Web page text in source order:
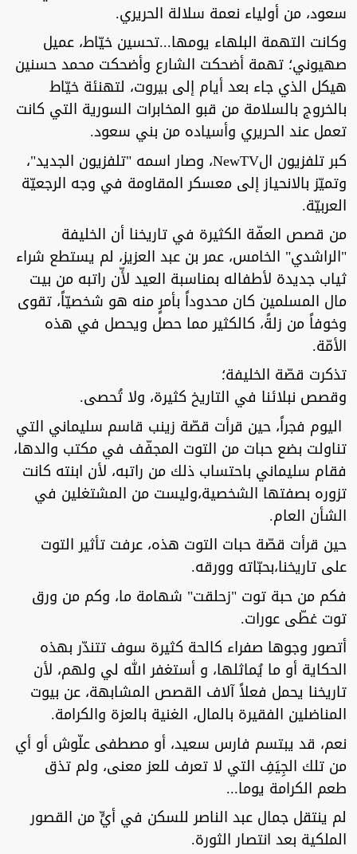
سعود، من أولياء نعمة سلالة الحريري.
وكانت التهمة البلهاء يومها...تحسين خيّاط، عميل
صهيوني؛ تهمة أضحكت الشارع وأضحكت محمد حسنين
هيكل الذي جاء بعد أيام إلى بيروت، لتهنئة خيّاط
بالخروج بالسلامة من قبو المخابرات السورية التي كانت
تعمل عند الحريري وأسياده من بني سعود.
كبر تلفزيون الNewTV، وصار اسمه "تلفزيون الجديد"،
وتميّز بالانحياز إلى معسكر المقاومة في وجه الرجعيّة
العربيّة.
من قصص العفّة الكثيرة في تاريخنا أن الخليفة
"الراشدي" الخامس، عمر بن عبد العزيز، لم يستطع شراء
ثياب جديدة لأطفاله بمناسبة العيد لأّن راتبه من بيت
مال المسلمين كان محدوداً بأمرٍ منه هو شخصيّاً، تقوى
وخوفاً من زلةً، كالكثير مما حصل ويحصل في هذه
الأمّة.
تذكرت قصّة الخليفة؛
وقصص نبلائنا في التاريخ كثيرة، ولا تُحصى.
اليوم فجراً، حين قرأت قصّة زينب قاسم سليماني التي
تناولت بضع حبات من التوت المجفّف في مكتب والدها،
فقام سليماني باحتساب ذلك من راتبه، لأن ابنته كانت
تزوره بصفتها الشخصية،وليست من المشتغلين في
الشأن العام.
حين قرأت قصّة حبات التوت هذه، عرفت تأثير التوت
على تاريخنا،بحبّاته وورقه.
فكم من حبة توت "زحلقت" شهامة ما، وكم من ورق
توت غطّى عورات.
أتصور وجوها صفراء كالحة كثيرة سوف تتندّر بهذه
الحكاية أو ما يُماثلها، و أستغفر الله لي ولهم، لأن
تاريخنا يحمل فعلاً آلاف القصص المشابهة، عن بيوت
المناضلين الفقيرة بالمال، الغنية بالعزة والكرامة.
نعم، قد يبتسم فارس سعيد، أو مصطفى علّوش أو أي
من تلك الجِيَفِ التي لا تعرف للعز معنى، ولم تذق
طعم الكرامة يوما...
لم ينتقل جمال عبد الناصر للسكن في أيٍّ من القصور
الملكية بعد انتصار الثورة.